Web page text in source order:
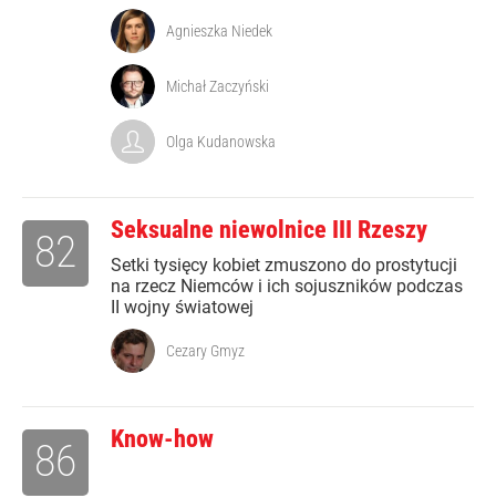
Agnieszka Niedek
Michał Zaczyński
Olga Kudanowska
Seksualne niewolnice III Rzeszy
Setki tysięcy kobiet zmuszono do prostytucji
na rzecz Niemców i ich sojuszników podczas
II wojny światowej
82
Cezary Gmyz
Know-how
86